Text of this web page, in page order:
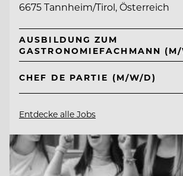
6675 Tannheim/Tirol, Österreich
AUSBILDUNG ZUM
GASTRONOMIEFACHMANN
CHEF DE PARTIE (M/W/D)
Entdecke alle Jobs